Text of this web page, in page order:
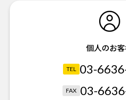
個人のお
TEL 03-
FAX 03-